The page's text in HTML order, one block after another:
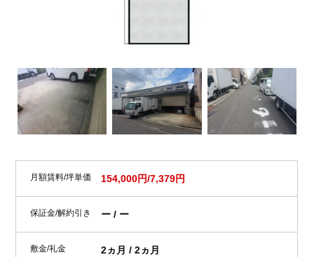
月額賃料/坪単価 154,000円/7,379円
保証金/解約引き ー / ー
敷金/礼金 2ヵ月 / 2ヵ月